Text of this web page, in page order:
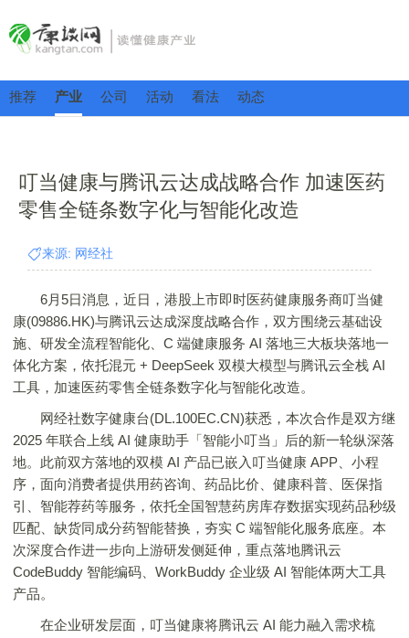
推荐 产业 公司 活动 看法 动态
叮当健康与腾讯云达成战略合作 加速医药
零售全链条数字化与智能化改造
来源: 网经社
6月5日消息，近日，港股上市即时医药健康服务商叮当健
康(09886.HK)与腾讯云达成深度战略合作，双方围绕云基础设
施、研发全流程智能化、C 端健康服务 AI 落地三大板块落地一
体化方案，依托混元 + DeepSeek 双模大模型与腾讯云全栈 AI
工具，加速医药零售全链条数字化与智能化改造。
网经社数字健康台(DL.100EC.CN)获悉，本次合作是双方继
2025 年联合上线 AI 健康助手「智能小叮当」后的新一轮纵深落
地。此前双方落地的双模 AI 产品已嵌入叮当健康 APP、小程
序，面向消费者提供用药咨询、药品比价、健康科普、医保指
引、智能荐药等服务，依托全国智慧药房库存数据实现药品秒级
匹配、缺货同成分药智能替换，夯实 C 端智能化服务底座。本
次深度合作进一步向上游研发侧延伸，重点落地腾讯云
CodeBuddy 智能编码、WorkBuddy 企业级 AI 智能体两大工具
产品。
在企业研发层面，叮当健康将腾讯云 AI 能力融入需求梳